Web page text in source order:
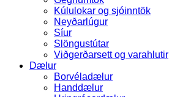
Kúlulokar og sjóinntök
Neyðarlúgur
Síur
Slöngustútar
Viðgerðarsett og varahlutir
Dælur
Borvéladælur
Handdælur